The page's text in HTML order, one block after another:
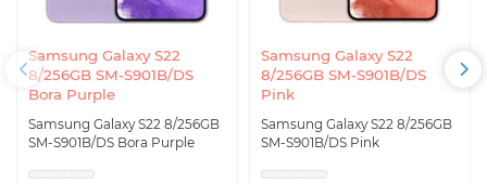
Samsung Galaxy S22
8/256GB SM-S901B/DS
Bora Purple
Samsung Galaxy S22 8/256GB
SM-S901B/DS Bora Purple
Samsung Galaxy S22
8/256GB SM-S901B/DS
Pink
Samsung Galaxy S22 8/256GB
SM-S901B/DS Pink